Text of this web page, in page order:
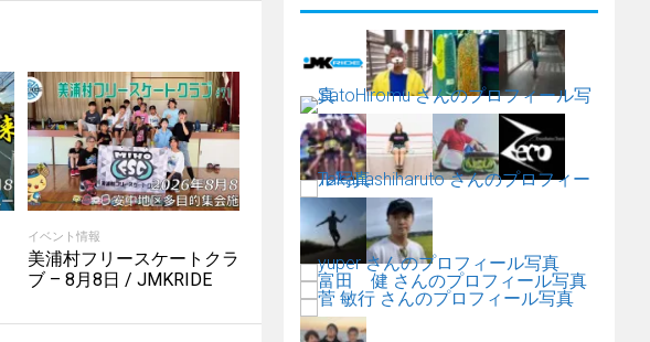
イベント情報
美浦村フリースケートクラ
ブ – 8月8日 / JMKRIDE